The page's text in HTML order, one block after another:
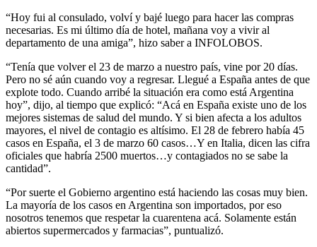
“Hoy fui al consulado, volví y bajé luego para hacer las compras
necesarias. Es mi último día de hotel, mañana voy a vivir al
departamento de una amiga”, hizo saber a INFOLOBOS.
“Tenía que volver el 23 de marzo a nuestro país, vine por 20 días.
Pero no sé aún cuando voy a regresar. Llegué a España antes de que
explote todo. Cuando arribé la situación era como está Argentina
hoy”, dijo, al tiempo que explicó: “Acá en España existe uno de los
mejores sistemas de salud del mundo. Y si bien afecta a los adultos
mayores, el nivel de contagio es altísimo. El 28 de febrero había 45
casos en España, el 3 de marzo 60 casos…Y en Italia, dicen las cifra
oficiales que habría 2500 muertos…y contagiados no se sabe la
cantidad”.
“Por suerte el Gobierno argentino está haciendo las cosas muy bien.
La mayoría de los casos en Argentina son importados, por eso
nosotros tenemos que respetar la cuarentena acá. Solamente están
abiertos supermercados y farmacias”, puntualizó.